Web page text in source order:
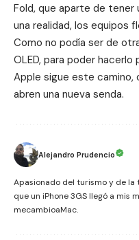
Fold, que aparte de
una realidad, los equipos
Como no podía ser de
OLED, para poder
Apple sigue este camino,
abren una nueva senda.
Alejandro Prudencio
Apasionado del turismo y de
que un iPhone 3GS llegó a mis
mecambioaMac.